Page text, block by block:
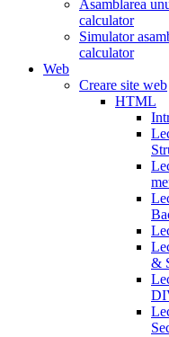
Asamblarea
calculator
Simulator
calculator
Web
Creare site web
HTML
&